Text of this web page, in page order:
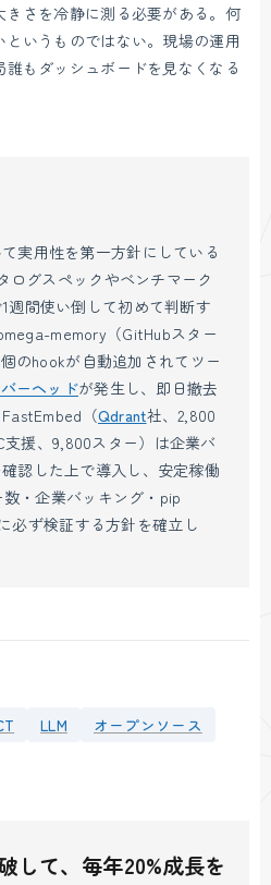
きさを冷静に測る必要がある。何
いうものではない。現場の運用
もダッシュボードを見なくなる
実用性を第一方針にしている
ログスペックやベンチマーク
週間使い倒して初めて判断す
memory（GitHubスター
のhookが自動追加されてツー
ーヘッドが発生し、即日撤去
（Qdrant社、2,800
支援、9,800スター）は企業バ
認した上で導入し、安定稼働
・企業バッキング・pip
必ず検証する方針を確立し
LLM オープンソース
して、毎年20%成長を